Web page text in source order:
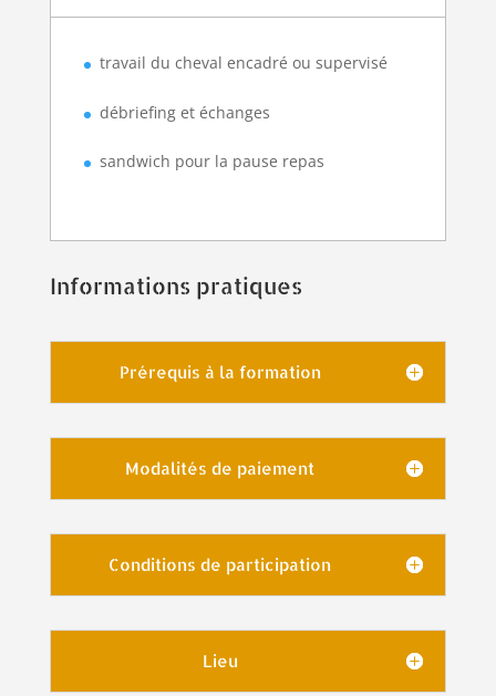
travail du cheval encadré ou supervisé
débriefing et échanges
sandwich pour la pause repas
Informations pratiques
Prérequis à la formation
Modalités de paiement
Conditions de participation
Lieu